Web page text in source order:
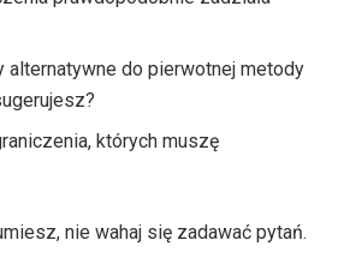
alternatywne do pierwotnej metody
których muszę
nie wahaj się zadawać pytań.